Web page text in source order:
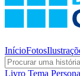
InícioFotos
Livro Tema